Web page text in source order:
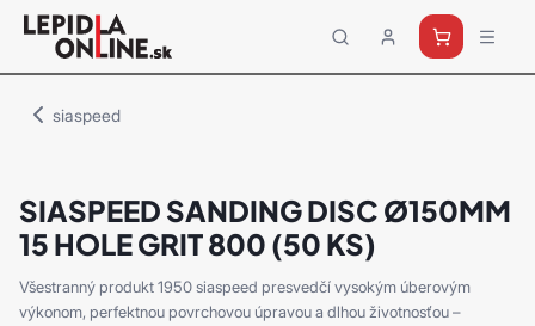
Priemyselné
lepidlá
siaspeed
SIASPEED SANDING DISC Ø150MM
15 HOLE GRIT 800 (50 KS)
Všestranný produkt 1950 siaspeed presvedčí vysokým úberovým
výkonom, perfektnou povrchovou úpravou a dlhou životnosťou –